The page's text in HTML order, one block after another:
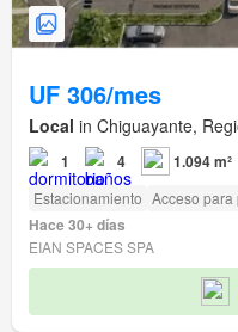
UF 306/mes
Local in Chiguayante,
1 4 1.094 m²
Estacionamiento Acceso
Hace 30+ días
EIAN SPACES SPA